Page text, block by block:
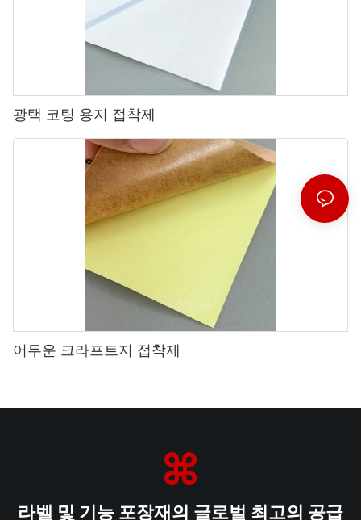
광택 코팅 용지 접착제
어두운 크라프트지 접착제
라벨 및 기능 포장재의 글로벌 최고의 공급